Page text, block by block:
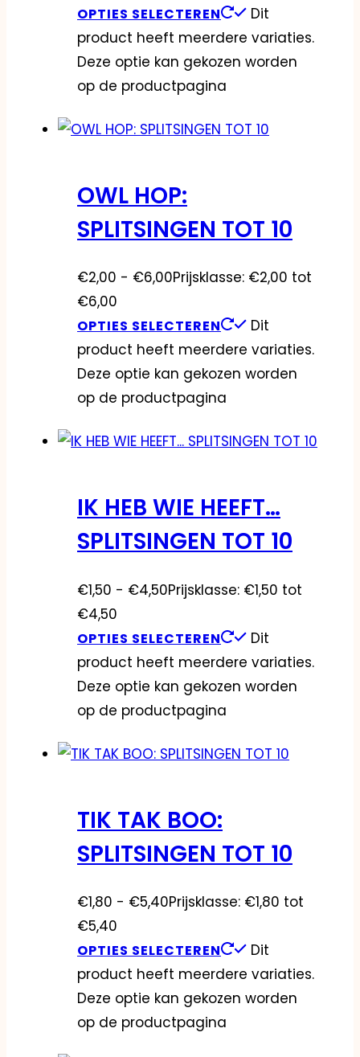
OPTIES SELECTEREN
Dit
product heeft meerdere variaties.
Deze optie kan gekozen worden
op de productpagina
OWL HOP:
SPLITSINGEN TOT 10
€2,00 - €6,00Prijsklasse: €2,00 tot
€6,00
OPTIES SELECTEREN
Dit
product heeft meerdere variaties.
Deze optie kan gekozen worden
op de productpagina
IK HEB WIE HEEFT…
SPLITSINGEN TOT 10
€1,50 - €4,50Prijsklasse: €1,50 tot
€4,50
OPTIES SELECTEREN
Dit
product heeft meerdere variaties.
Deze optie kan gekozen worden
op de productpagina
TIK TAK BOO:
SPLITSINGEN TOT 10
€1,80 - €5,40Prijsklasse: €1,80 tot
€5,40
OPTIES SELECTEREN
Dit
product heeft meerdere variaties.
Deze optie kan gekozen worden
op de productpagina